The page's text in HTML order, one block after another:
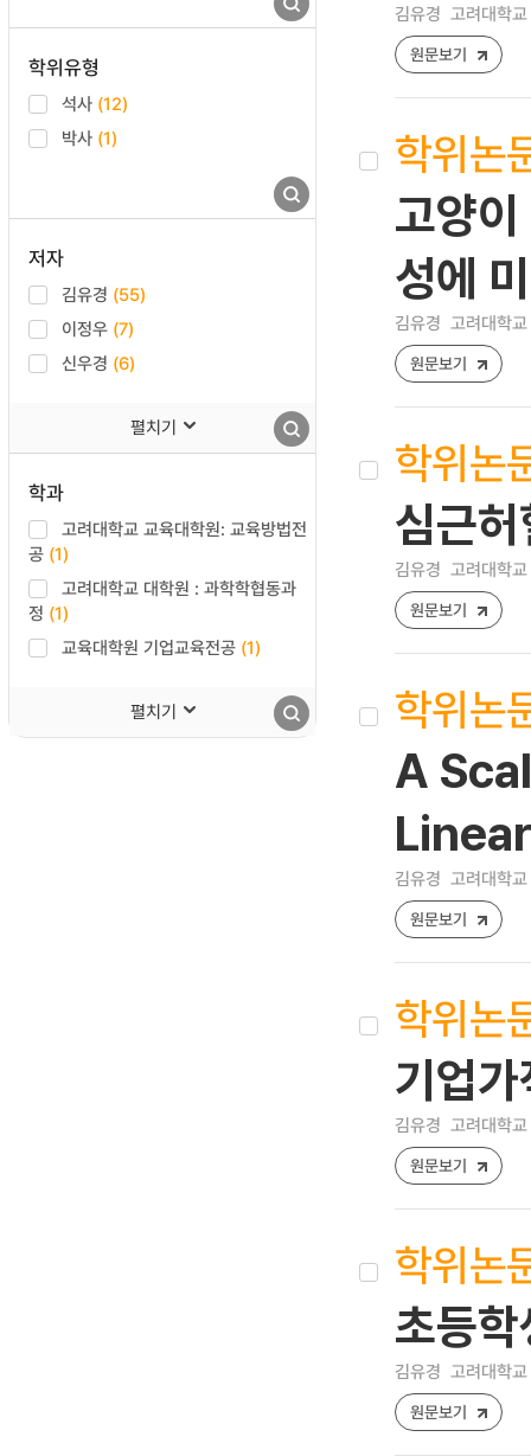
학위유형
석사 (12)
박사 (1)
저자
김유경 (55)
이정우 (7)
신우경 (6)
펼치기
학과
고려대학교 교육대학원: 교육방법전
공 (1)
고려대학교 대학원 : 과학학협동과
정 (1)
교육대학원 기업교육전공 (1)
펼치기
김유경 고려대학
원문보기
학위논
고양
성에
김유경 고려대학
원문보기
학위논
심근
김유경 고려대학
원문보기
학위논
A
김유경 고려대학
원문보기
학위논
기업
김유경 고려대학
원문보기
학위논
초등
김유경 고려대학
원문보기